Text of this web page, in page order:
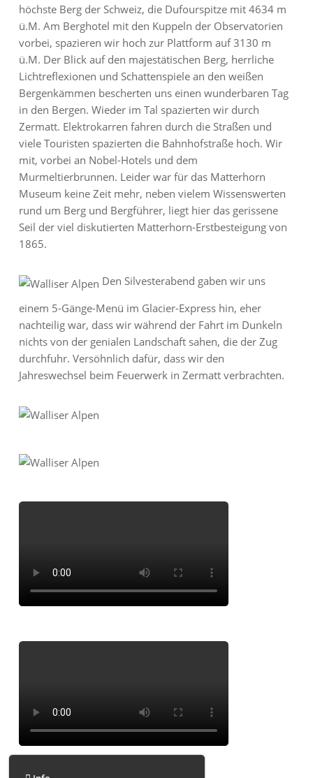
höchste Berg der Schweiz, die Dufourspitze mit 4634 m
ü.M. Am Berghotel mit den Kuppeln der Observatorien
vorbei, spazieren wir hoch zur Plattform auf 3130 m
ü.M. Der Blick auf den majestätischen Berg, herrliche
Lichtreflexionen und Schattenspiele an den weißen
Bergenkämmen bescherten uns einen wunderbaren Tag
in den Bergen. Wieder im Tal spazierten wir durch
Zermatt. Elektrokarren fahren durch die Straßen und
viele Touristen spazierten die Bahnhofstraße hoch. Wir
mit, vorbei an Nobel-Hotels und dem
Murmeltierbrunnen. Leider war für das Matterhorn
Museum keine Zeit mehr, neben vielem Wissenswerten
rund um Berg und Bergführer, liegt hier das gerissene
Seil der viel diskutierten Matterhorn-Erstbesteigung von
1865.
Den Silvesterabend gaben wir uns
einem 5-Gänge-Menü im Glacier-Express hin, eher
nachteilig war, dass wir während der Fahrt im Dunkeln
nichts von der genialen Landschaft sahen, die der Zug
durchfuhr. Versöhnlich dafür, dass wir den
Jahreswechsel beim Feuerwerk in Zermatt verbrachten.